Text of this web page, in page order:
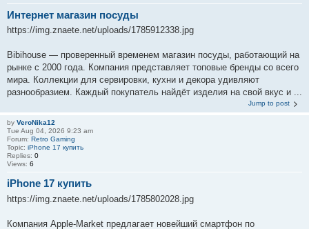
Интернет магазин посуды
https://img.znaete.net/uploads/1785912338.jpg
Bibihouse — проверенный временем магазин посуды, работающий на
рынке с 2000 года. Компания представляет топовые бренды со всего
мира. Коллекции для сервировки, кухни и декора удивляют
разнообразием. Каждый покупатель найдёт изделия на свой вкус и ...
Jump to post
by VeroNika12
Tue Aug 04, 2026 9:23 am
Forum: Retro Gaming
Topic: iPhone 17 купить
Replies: 0
Views: 6
iPhone 17 купить
https://img.znaete.net/uploads/1785802028.jpg
Компания Apple-Market предлагает новейший смартфон по